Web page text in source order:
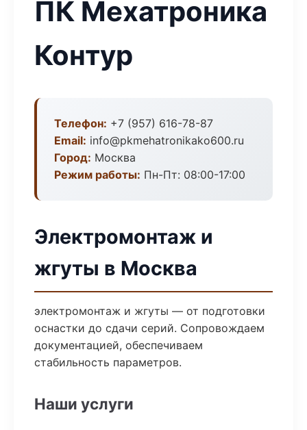
ПК Мехатроника
Контур
Телефон: +7 (957) 616-78-87
Email: info@pkmehatronikako600.ru
Город: Москва
Режим работы: Пн-Пт: 08:00-17:00
Электромонтаж и
жгуты в Москва
электромонтаж и жгуты — от подготовки
оснастки до сдачи серий. Сопровождаем
документацией, обеспечиваем
стабильность параметров.
Наши услуги